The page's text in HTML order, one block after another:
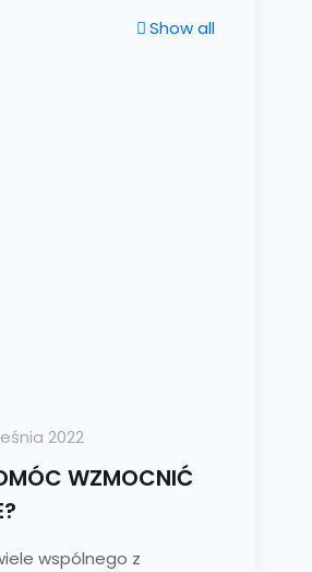
Show all
2022
WZMOCNIĆ
wspólnego z